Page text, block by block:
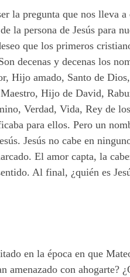
la pregunta que nos
la persona de Jesús para
que los primeros
decenas y decenas los
Hijo amado, Santo de
Hijo de David,
Verdad, Vida, Rey de
para ellos. Pero un
Jesús no cabe en
El amor capta, la
Al final, ¿quién es
en la época en que
amenazado con ahogarte?